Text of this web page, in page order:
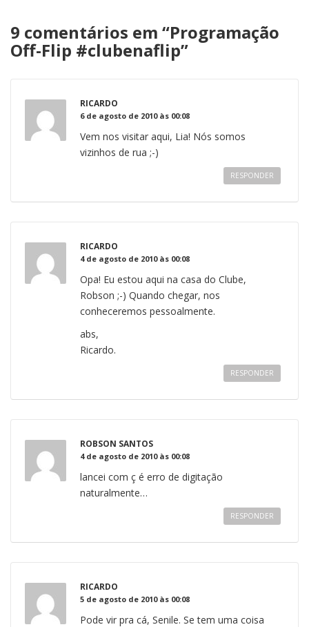
9 comentários em “Programação
Off-Flip #clubenaflip”
RICARDO
6 de agosto de 2010 às 00:08
Vem nos visitar aqui, Lia! Nós somos
vizinhos de rua ;-)
RESPONDER
RICARDO
4 de agosto de 2010 às 00:08
Opa! Eu estou aqui na casa do Clube,
Robson ;-) Quando chegar, nos
conheceremos pessoalmente.
abs,
Ricardo.
RESPONDER
ROBSON SANTOS
4 de agosto de 2010 às 00:08
lancei com ç é erro de digitação
naturalmente…
RESPONDER
RICARDO
5 de agosto de 2010 às 00:08
Pode vir pra cá, Senile. Se tem uma coisa